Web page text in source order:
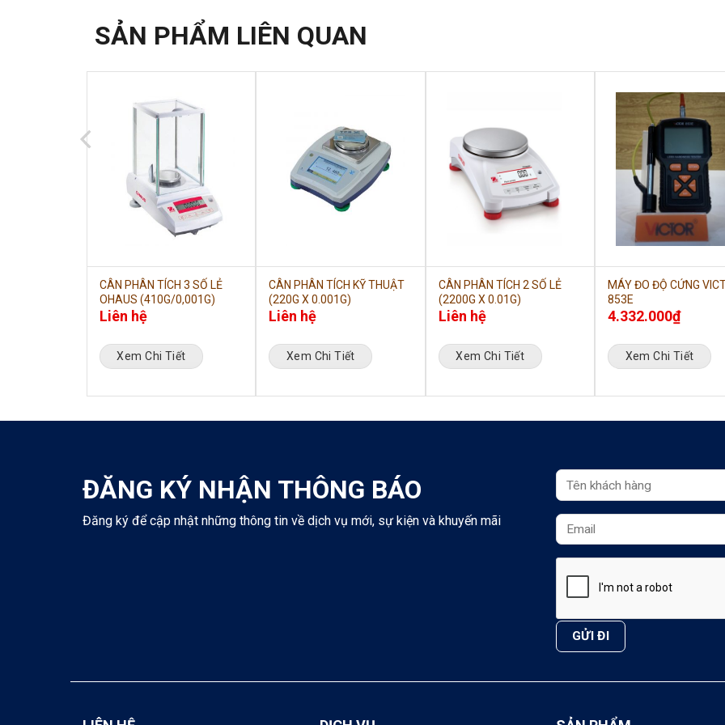
SẢN PHẨM LIÊN QUAN
CÂN PHÂN TÍCH 3 SỐ LẺ
OHAUS (410G/0,001G)
Liên hệ
Xem Chi Tiết
CÂN PHÂN TÍCH KỸ THUẬT
(220G X 0.001G)
Liên hệ
Xem Chi Tiết
CÂN PHÂN TÍCH 2 SỐ LẺ
(2200G X 0.01G)
Liên hệ
Xem Chi Tiết
MÁY ĐO ĐỘ CỨNG
853E
4.332.000₫
Xem Chi Tiết
ĐĂNG KÝ NHẬN THÔNG BÁO
Đăng ký để cập nhật những thông tin về dịch vụ mới, sự kiện và khuyến mãi